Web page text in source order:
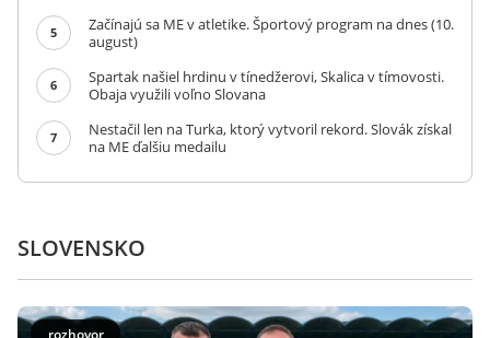
5
Začínajú sa ME v atletike. Športový program na dnes (10.
august)
6
Spartak našiel hrdinu v tínedžerovi, Skalica v tímovosti.
Obaja využili voľno Slovana
7
Nestačil len na Turka, ktorý vytvoril rekord. Slovák získal
na ME ďalšiu medailu
SLOVENSKO
rozhovor